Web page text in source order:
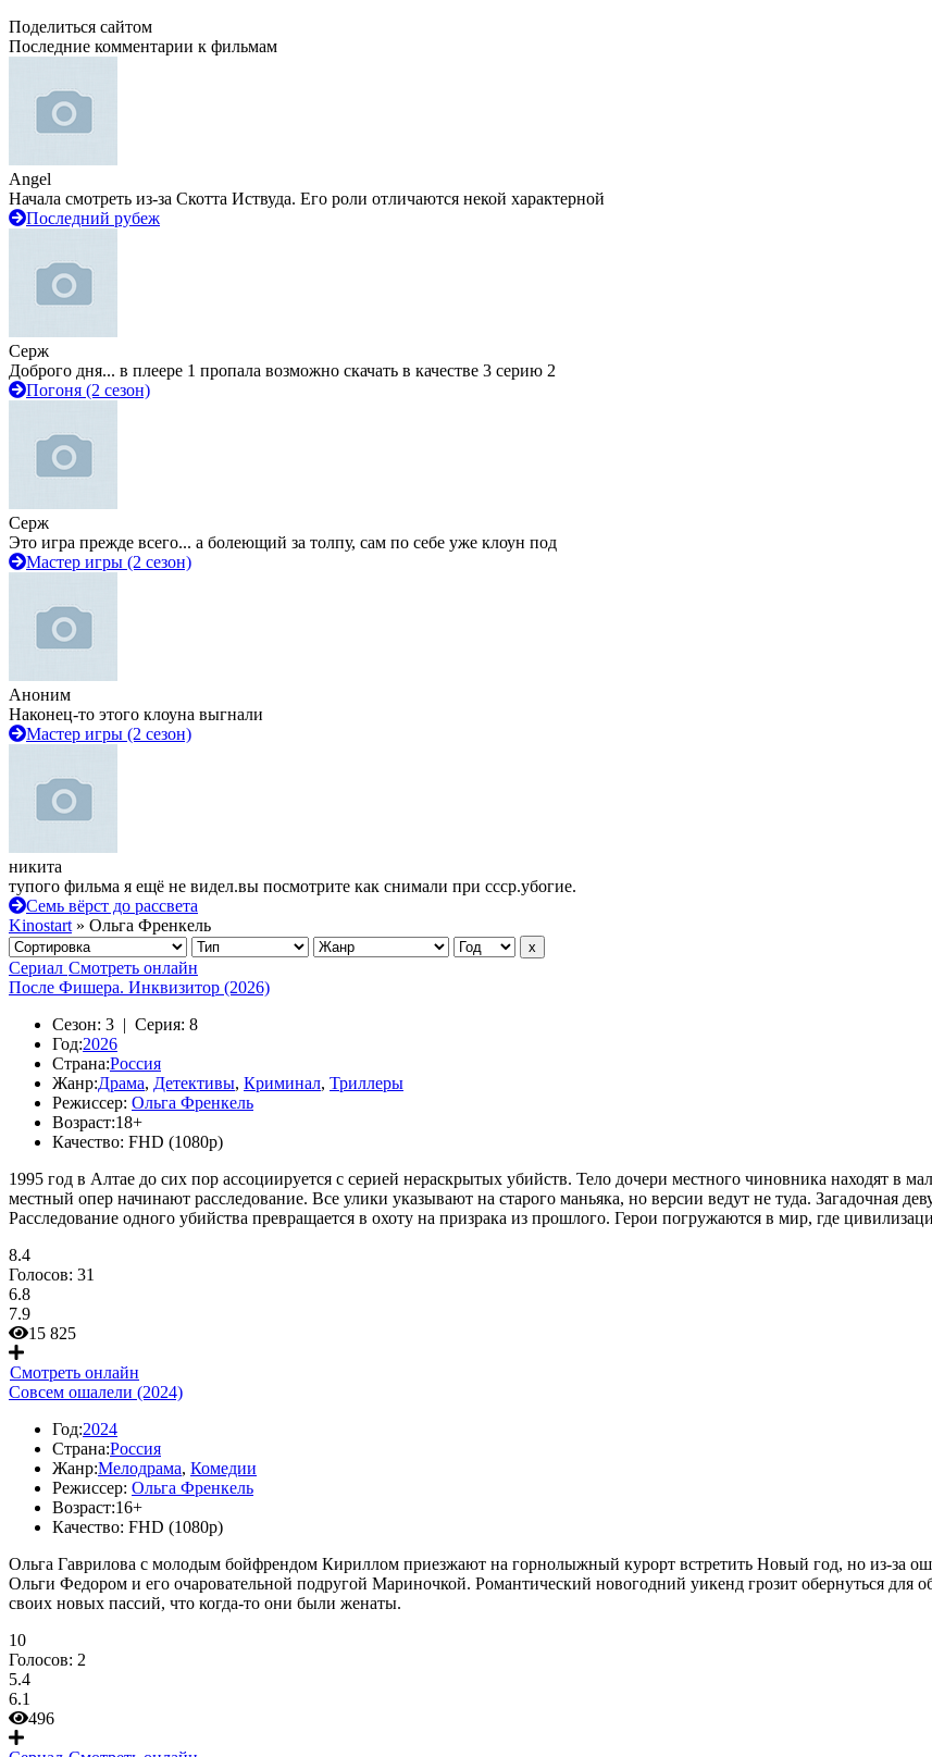
Поделиться сайтом
Последние комментарии к фильмам
Angel
Начала смотреть из-за Скотта Иствуда. Его роли отличаются некой характерной
Последний рубеж
Серж
Доброго дня... в плеере 1 пропала возможно скачать в качестве 3 серию 2
Погоня (2 сезон)
Серж
Это игра прежде всего... а болеющий за толпу, сам по себе уже клоун под
Мастер игры (2 сезон)
Аноним
Наконец-то этого клоуна выгнали
Мастер игры (2 сезон)
никита
тупого фильма я ещё не видел.вы посмотрите как снимали при ссср.убогие.
Семь вёрст до рассвета
Kinostart » Ольга Френкель
Сериал Смотреть онлайн
После Фишера. Инквизитор (2026)
Сезон: 3 | Серия: 8
Год:2026
Страна:Россия
Жанр:Драма, Детективы, Криминал, Триллеры
Режиссер: Ольга Френкель
Возраст:18+
Качество: FHD (1080p)
1995 год в Алтае до сих пор ассоциируется с серией нераскрытых убийств. Тело дочери местного чиновника находят в
местный опер начинают расследование. Все улики указывают на старого маньяка, но версии ведут не туда. Загадочная
Расследование одного убийства превращается в охоту на призрака из прошлого. Герои погружаются в мир, где
8.4
Голосов: 31
6.8
7.9
15 825
Смотреть онлайн
Совсем ошалели (2024)
Год:2024
Страна:Россия
Жанр:Мелодрама, Комедии
Режиссер: Ольга Френкель
Возраст:16+
Качество: FHD (1080p)
Ольга Гаврилова с молодым бойфрендом Кириллом приезжают на горнолыжный курорт встретить Новый год, но из-за
Ольги Федором и его очаровательной подругой Мариночкой. Романтический новогодний уикенд грозит обернуться
своих новых пассий, что когда-то они были женаты.
10
Голосов: 2
5.4
6.1
496